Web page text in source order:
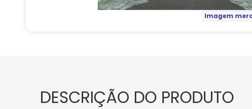
Imagem
DESCRIÇÃO DO PRODUTO